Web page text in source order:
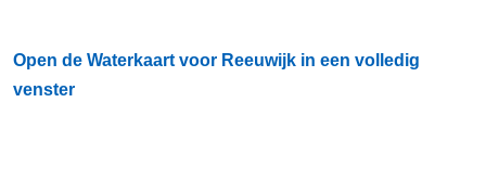
Open de Waterkaart voor Reeuwijk in een volledig
venster